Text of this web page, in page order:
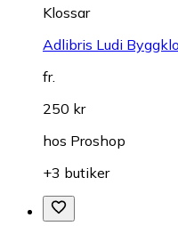
Klossar
Adlibris Ludi
fr.
250 kr
hos Proshop
+3 butiker